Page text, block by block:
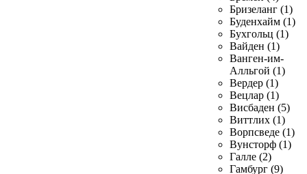
Бризеланг (1)
Буденхайм (1)
Бухгольц (1)
Вайден (1)
Ванген-им-
Алльгой (1)
Вердер (1)
Вецлар (1)
Висбаден (5)
Виттлих (1)
Ворпсведе (1)
Вунсторф (1)
Галле (2)
Гамбург (9)